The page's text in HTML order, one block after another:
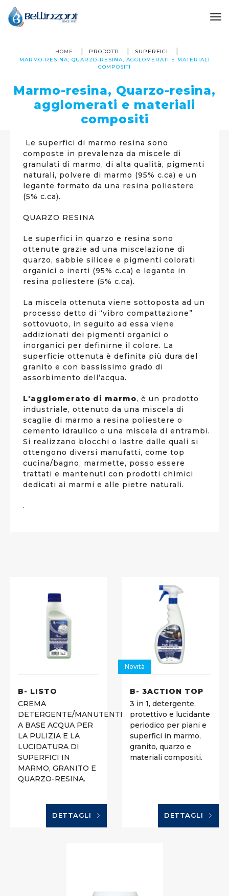
HOME PRODOTTI
SUPERFICI
MARMO-RESINA, QUARZO-RESINA, AGGLOMERATI E MATERIALI
COMPOSITI
Marmo-resina, Quarzo-resina,
agglomerati e materiali
compositi
Le superfici di marmo resina sono
composte in prevalenza da miscele di
granulati di marmo, di alta qualità, pigmenti
naturali, polvere di marmo (95% c.ca) e un
legante formato da una resina poliestere
(5% c.ca).
QUARZO RESINA
Le superfici in quarzo e resina sono
ottenute grazie ad una miscelazione di
quarzo, sabbie silicee e pigmenti colorati
organici o inerti (95% c.ca) e legante in
resina poliestere (5% c.ca).
La miscela ottenuta viene sottoposta ad un
processo detto di “vibro compattazione”
sottovuoto, in seguito ad essa viene
addizionati dei pigmenti organici o
inorganici per definirne il colore. La
superficie ottenuta è definita più dura del
granito e con bassissimo grado di
assorbimento dell’acqua.
L'agglomerato di marmo, è un prodotto
industriale, ottenuto da una miscela di
scaglie di marmo a resina poliestere o
cemento idraulico o una miscela di entrambi.
Si realizzano blocchi o lastre dalle quali si
ottengono diversi manufatti, come top
cucina/bagno, marmette, posso essere
trattati e mantenuti con prodotti chimici
dedicati ai marmi e alle pietre naturali.
.
B- LISTO
CREMA
DETERGENTE/MANUTENTIVA
A BASE ACQUA PER
LA PULIZIA E LA
LUCIDATURA DI
SUPERFICI IN
MARMO, GRANITO E
QUARZO-RESINA.
DETTAGLI
Novità
B- 3ACTION TOP
3 in 1, detergente,
protettivo e lucidante
periodico per piani e
superfici in marmo,
granito, quarzo e
materiali compositi.
DETTAGLI